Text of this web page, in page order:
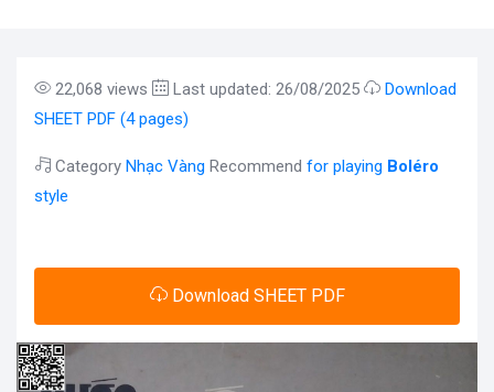
22,068 views Last updated: 26/08/2025
Download
SHEET PDF (4 pages)
Category Nhạc Vàng Recommend for playing Boléro
style
Download SHEET PDF